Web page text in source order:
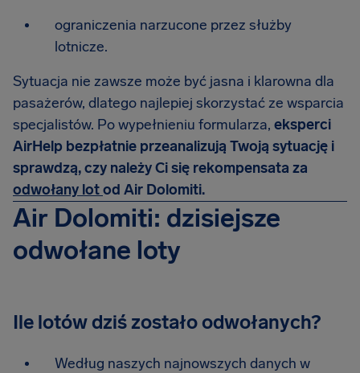
ograniczenia narzucone przez służby
lotnicze.
Sytuacja nie zawsze może być jasna i klarowna dla
pasażerów, dlatego najlepiej skorzystać ze wsparcia
specjalistów. Po wypełnieniu formularza, eksperci
AirHelp bezpłatnie przeanalizują Twoją sytuację i
sprawdzą, czy należy Ci się rekompensata za
odwołany lotod Air Dolomiti.
Air Dolomiti: dzisiejsze
odwołane loty
Ile lotów dziś zostało odwołanych?
Według naszych najnowszych danych w